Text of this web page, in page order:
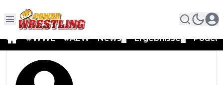
#WWE #AEW News Ergebnisse